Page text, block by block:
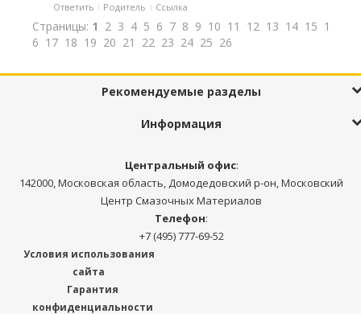
Ответить Родитель Ссылка
Страницы: 1 2 3 4 5 6 7 8 9 10 11 12 13 14 15 1
6 17 18 19 20 21 22 23 24 25 26
Рекомендуемые разделы
Информация
Центральный офис:
142000, Московская область, Домодедовский р-он, Московский
Центр Смазочных Материалов
Телефон:
+7 (495) 777-69-52
Условия использования
сайта
Гарантия
конфиденциальности